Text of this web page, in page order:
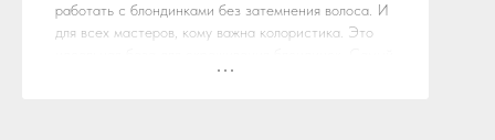
работать с блондинками без затемнения волоса. И
для всех мастеров, кому важна колористика. Это
светлый оттенок в базовой палитре среди оттенков